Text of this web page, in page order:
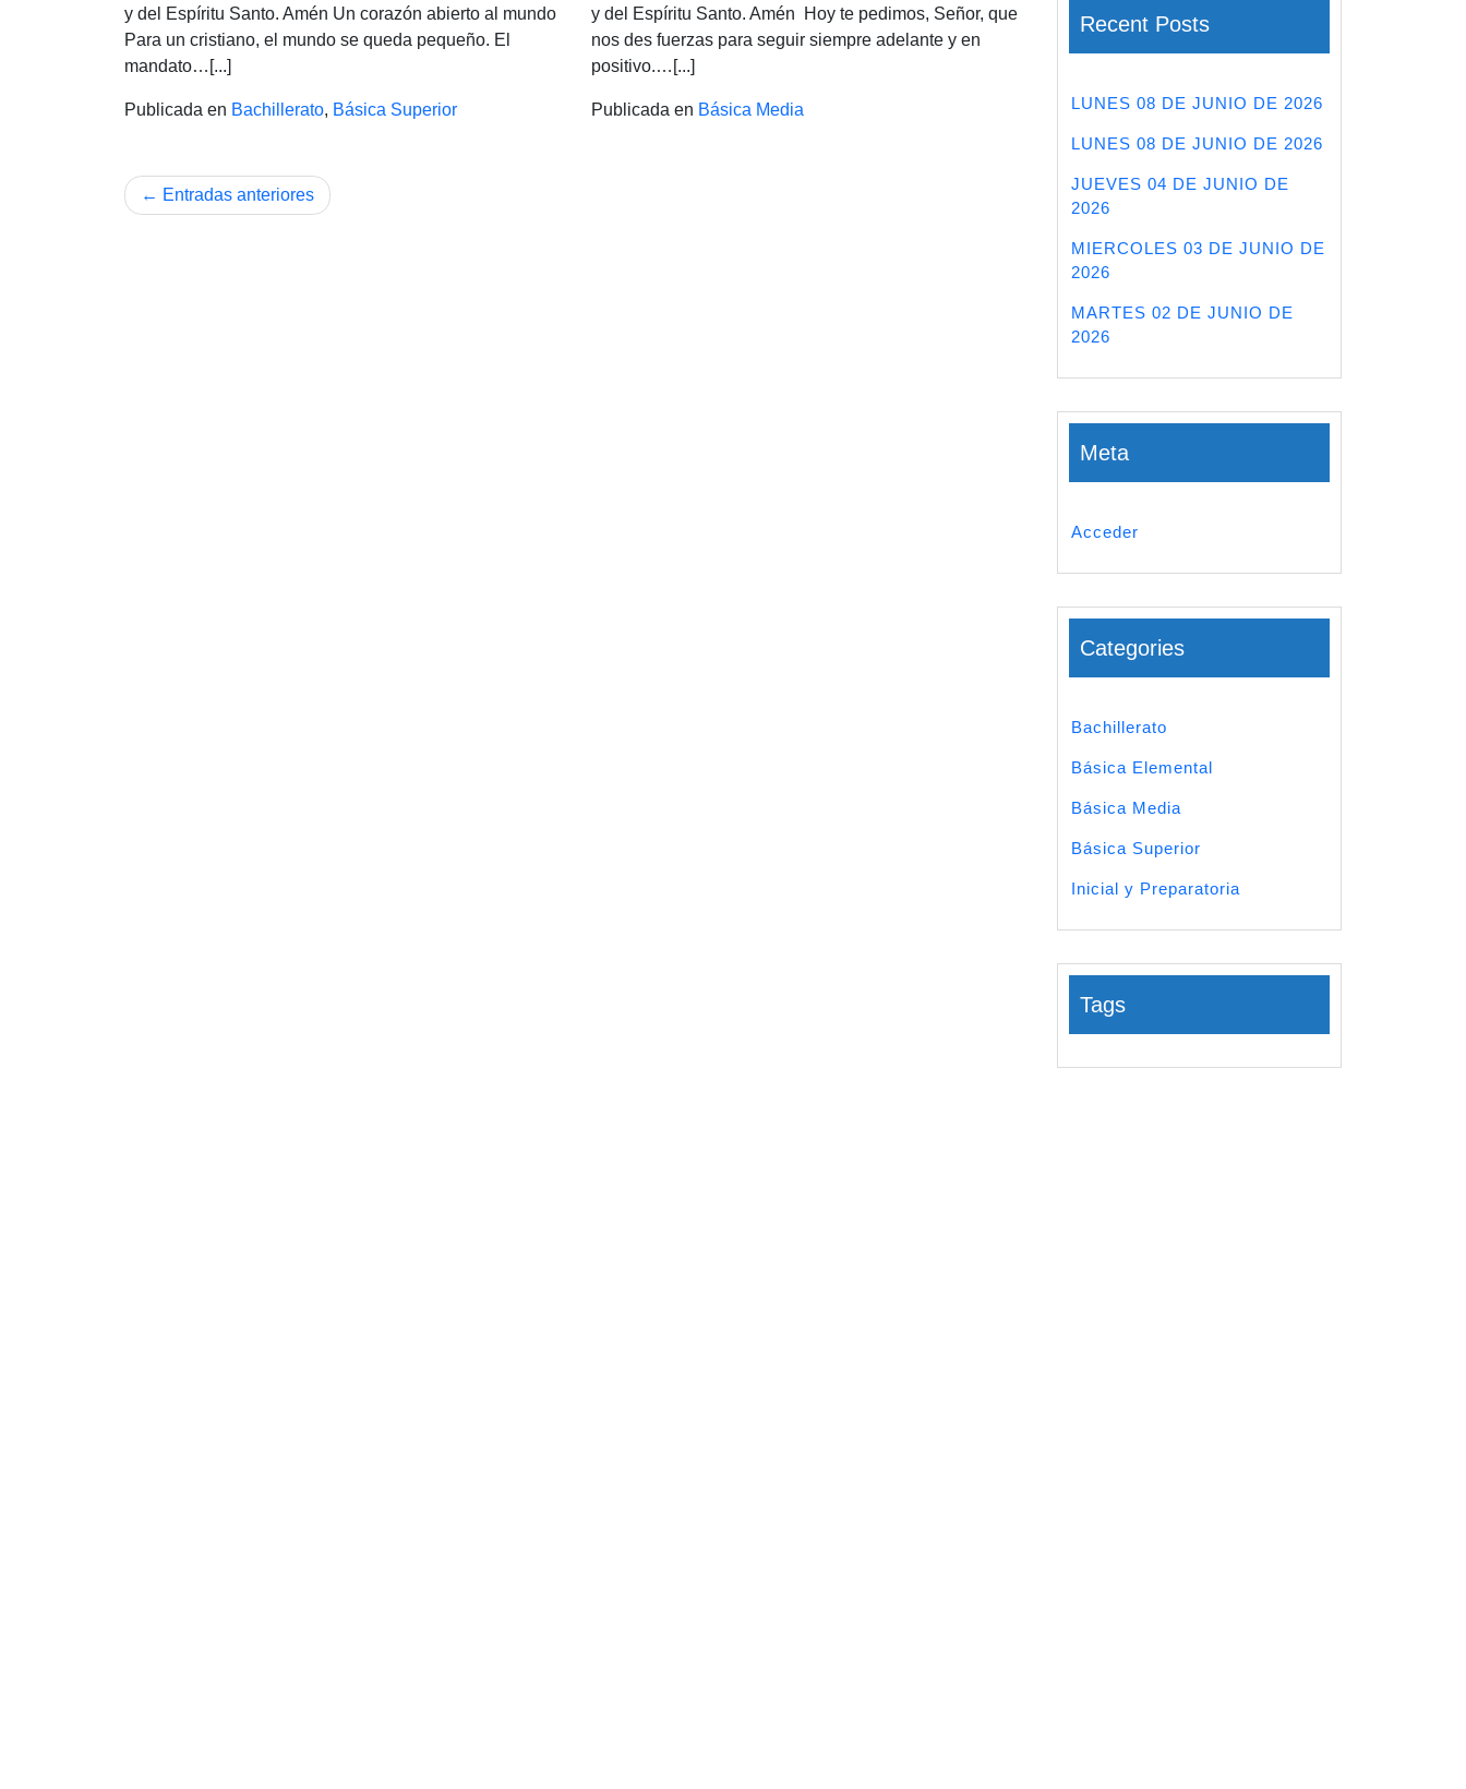
de
octubre
de
y del Espíritu Santo. Amén Un corazón abierto al mundo
Para un cristiano, el mundo se queda pequeño. El
mandato…[...]
Publicada en Bachillerato, Básica Superior
de
octubre
de
y del Espíritu Santo. Amén Hoy te pedimos, Señor, que
nos des fuerzas para seguir siempre adelante y en
positivo.…[...]
Publicada en Básica Media
Navegación
Entradas anteriores
Recent Posts
LUNES 08 DE JUNIO DE 2026
LUNES 08 DE JUNIO DE 2026
JUEVES 04 DE JUNIO DE
2026
MIERCOLES 03 DE JUNIO DE
2026
MARTES 02 DE JUNIO DE
2026
Meta
Acceder
Categories
Bachillerato
Básica Elemental
Básica Media
Básica Superior
Inicial y Preparatoria
Tags